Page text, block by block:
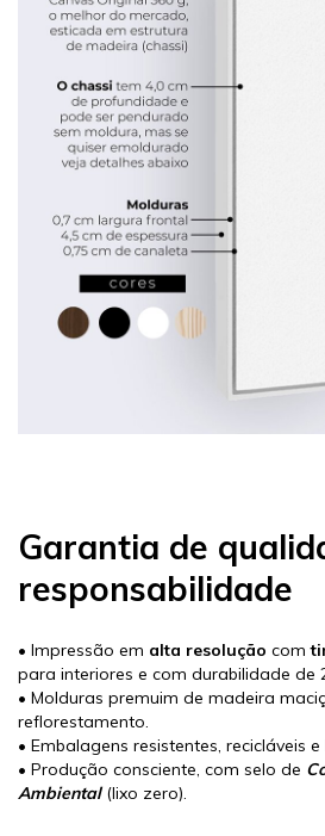
Garantia de
responsabilidade
• Impressão em alta resolução com
para interiores e com durabilidade de
• Molduras premuim de madeira
reflorestamento.
• Embalagens resistentes, recicláveis
• Produção consciente, com selo de
Ambiental(lixo zero).